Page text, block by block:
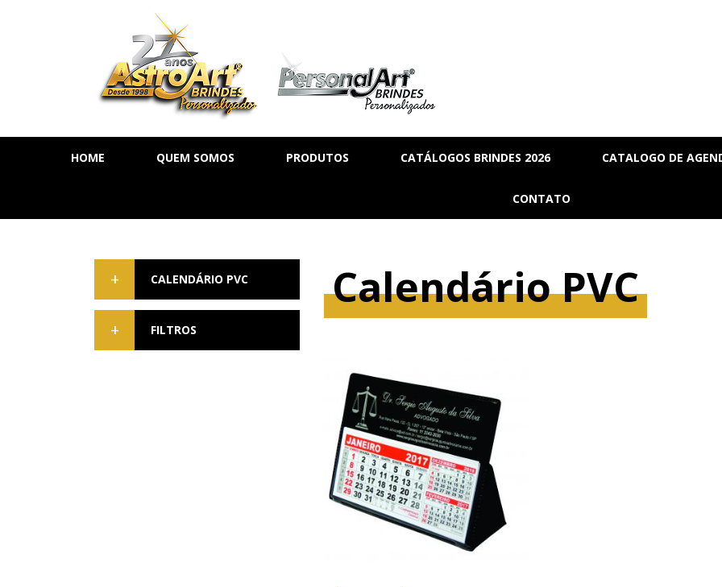
HOME QUEM SOMOS PRODUTOS
AGENDA SEMANAL
CADERNOS
MOLESKINE
CHAVEIROS
IMPORTADOS
IMPRESSOS COMERCIAIS
KIT CANETA LAPISEIRA
CATÁLOGOS BRINDES 2026
BRINDES_02
CATALOGO DE
CONTATO
CALENDÁRIO PVC
FILTROS
Calendário PVC